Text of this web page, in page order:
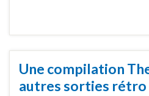
Une compilation
autres sorties rétro